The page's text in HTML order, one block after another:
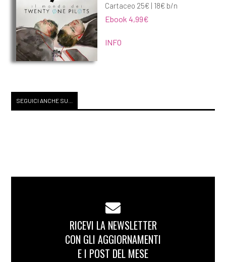
Cartaceo 25€ | 18€ b/n
Ebook 4,99€
INFO
SEGUICI ANCHE SU...
RICEVI LA NEWSLETTER
CON GLI AGGIORNAMENTI
E I POST DEL MESE